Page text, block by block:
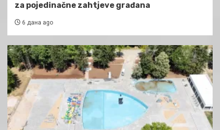
za pojedinačne zahtjeve građana
6 дана ago